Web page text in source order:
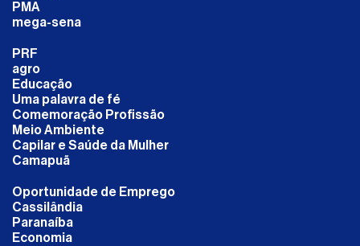
PMA
mega-sena
PRF
agro
Educação
Uma palavra de fé
Comemoração Profissão
Meio Ambiente
Capilar e Saúde da Mulher
Camapuã
Oportunidade de Emprego
Cassilândia
Paranaíba
Economia